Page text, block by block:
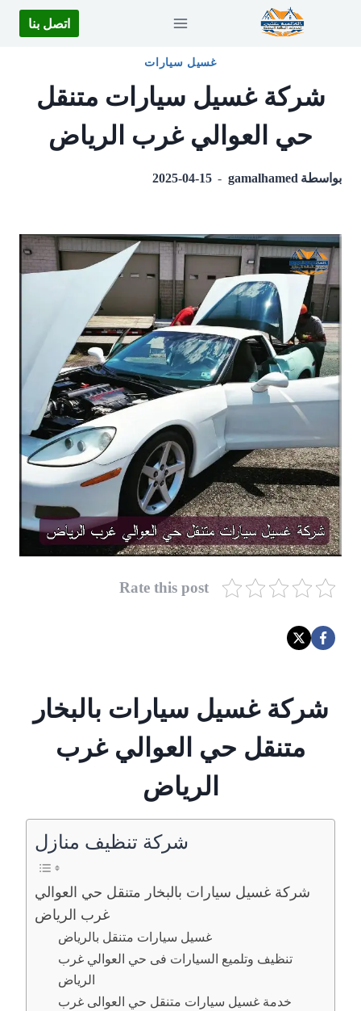
اتصل بنا
غسيل سيارات
شركة غسيل سيارات متنقل
حي العوالي غرب الرياض
بواسطة gamalhamed
2025-04-15
Rate this post
شركة غسيل سيارات بالبخار
متنقل حي العوالي غرب
الرياض
شركة تنظيف منازل
شركة غسيل سيارات بالبخار متنقل حي العوالي
غرب الرياض
غسيل سيارات متنقل بالرياض
تنظيف وتلميع السيارات فى حي العوالي غرب
الرياض
خدمة غسيل سيارات متنقل حي العوالى غرب